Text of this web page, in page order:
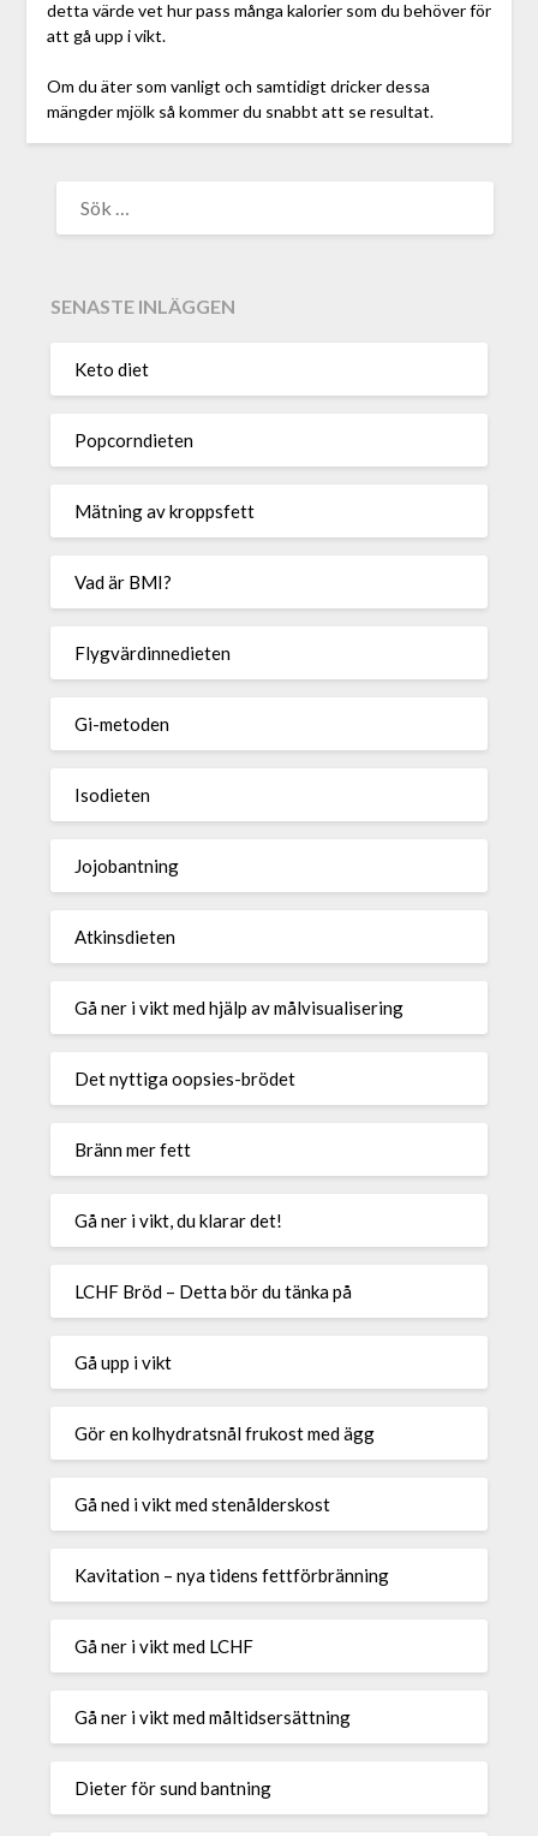
detta värde vet hur pass många kalorier som du behöver för
att gå upp i vikt.
Om du äter som vanligt och samtidigt dricker dessa
mängder mjölk så kommer du snabbt att se resultat.
SENASTE INLÄGGEN
Keto diet
Popcorndieten
Mätning av kroppsfett
Vad är BMI?
Flygvärdinnedieten
Gi-metoden
Isodieten
Jojobantning
Atkinsdieten
Gå ner i vikt med hjälp av målvisualisering
Det nyttiga oopsies-brödet
Bränn mer fett
Gå ner i vikt, du klarar det!
LCHF Bröd – Detta bör du tänka på
Gå upp i vikt
Gör en kolhydratsnål frukost med ägg
Gå ned i vikt med stenålderskost
Kavitation – nya tidens fettförbränning
Gå ner i vikt med LCHF
Gå ner i vikt med måltidsersättning
Dieter för sund bantning